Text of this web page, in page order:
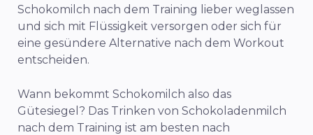
Schokomilch nach dem Training lieber weglassen
und sich mit Flüssigkeit versorgen oder sich für
eine gesündere Alternative nach dem Workout
entscheiden.
Wann bekommt Schokomilch also das
Gütesiegel? Das Trinken von Schokoladenmilch
nach dem Training ist am besten nach